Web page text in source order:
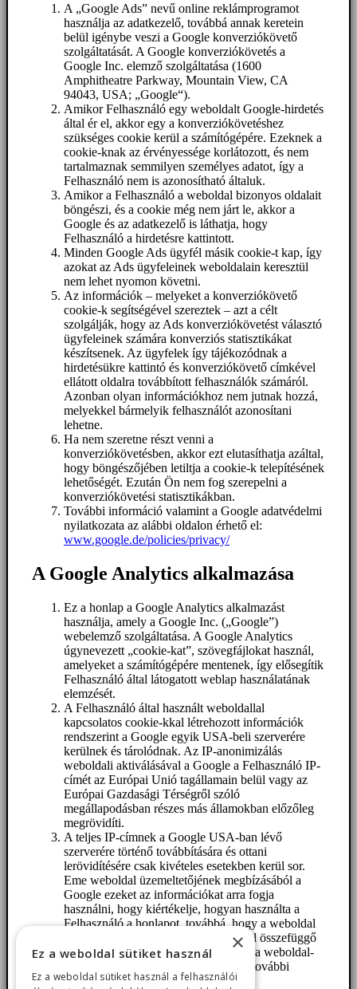
A „Google Ads” nevű online reklámprogramot
használja az adatkezelő, továbbá annak keretein
belül igénybe veszi a Google konverziókövető
szolgáltatását. A Google konverziókövetés a
Google Inc. elemző szolgáltatása (1600
Amphitheatre Parkway, Mountain View, CA
94043, USA; „Google“).
Amikor Felhasználó egy weboldalt Google-hirdetés
által ér el, akkor egy a konverziókövetéshez
szükséges cookie kerül a számítógépére. Ezeknek a
cookie-knak az érvényessége korlátozott, és nem
tartalmaznak semmilyen személyes adatot, így a
Felhasználó nem is azonosítható általuk.
Amikor a Felhasználó a weboldal bizonyos oldalait
böngészi, és a cookie még nem járt le, akkor a
Google és az adatkezelő is láthatja, hogy
Felhasználó a hirdetésre kattintott.
Minden Google Ads ügyfél másik cookie-t kap, így
azokat az Ads ügyfeleinek weboldalain keresztül
nem lehet nyomon követni.
Az információk – melyeket a konverziókövető
cookie-k segítségével szereztek – azt a célt
szolgálják, hogy az Ads konverziókövetést választó
ügyfeleinek számára konverziós statisztikákat
készítsenek. Az ügyfelek így tájékozódnak a
hirdetésükre kattintó és konverziókövető címkével
ellátott oldalra továbbított felhasználók számáról.
Azonban olyan információkhoz nem jutnak hozzá,
melyekkel bármelyik felhasználót azonosítani
lehetne.
Ha nem szeretne részt venni a
konverziókövetésben, akkor ezt elutasíthatja azáltal,
hogy böngészőjében letiltja a cookie-k telepítésének
lehetőségét. Ezután Ön nem fog szerepelni a
konverziókövetési statisztikákban.
További információ valamint a Google adatvédelmi
nyilatkozata az alábbi oldalon érhető el:
www.google.de/policies/privacy/
A Google Analytics alkalmazása
Ez a honlap a Google Analytics alkalmazást
használja, amely a Google Inc. („Google”)
webelemző szolgáltatása. A Google Analytics
úgynevezett „cookie-kat”, szövegfájlokat használ,
amelyeket a számítógépére mentenek, így elősegítik
Felhasználó által látogatott weblap használatának
elemzését.
A Felhasználó által használt weboldallal
kapcsolatos cookie-kkal létrehozott információk
rendszerint a Google egyik USA-beli szerverére
kerülnek és tárolódnak. Az IP-anonimizálás
weboldali aktiválásával a Google a Felhasználó IP-
címét az Európai Unió tagállamain belül vagy az
Európai Gazdasági Térségről szóló
megállapodásban részes más államokban előzőleg
megrövidíti.
A teljes IP-címnek a Google USA-ban lévő
szerverére történő továbbítására és ottani
lerövidítésére csak kivételes esetekben kerül sor.
Eme weboldal üzemeltetőjének megbízásából a
Google ezeket az információkat arra fogja
használni, hogy kiértékelje, hogyan használta a
Felhasználó a honlapot, továbbá, hogy a weboldal
üzemeltetőjének a honlap aktivitásával összefüggő
jelentéseket készítsen, valamint, hogy a weboldal-
és az internethasználattal kapcsolatos további
szolgáltatásokat teljesítsen.
×
Ez a weboldal sütiket használ
Ez a weboldal sütiket használ a felhasználói